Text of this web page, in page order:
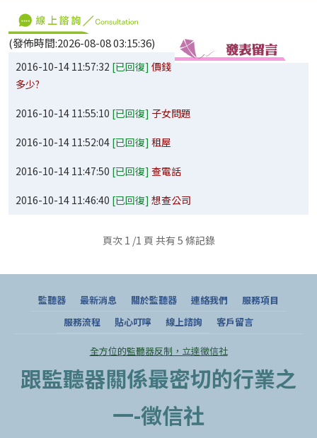
(發佈時間:2026-08-08 03:15:36)
2016-10-14 11:57:32 [已回復] 價錢
多少?
2016-10-14 11:55:10 [已回復] 子女問題
2016-10-14 11:52:04 [已回復] 租屋
2016-10-14 11:47:50 [已回復] 查電話
2016-10-14 11:46:40 [已回復] 想查公司
頁次 1 /1 頁 共有 5 條記錄
監聽器 最新消息 關於監聽器 連絡我們
服務項目
服務流程
貼心叮嚀 線上諮詢 客戶留言
全方位的監聽器反制，立達徵信社
跟監聽器關係最密切的行業之
一-徵信社